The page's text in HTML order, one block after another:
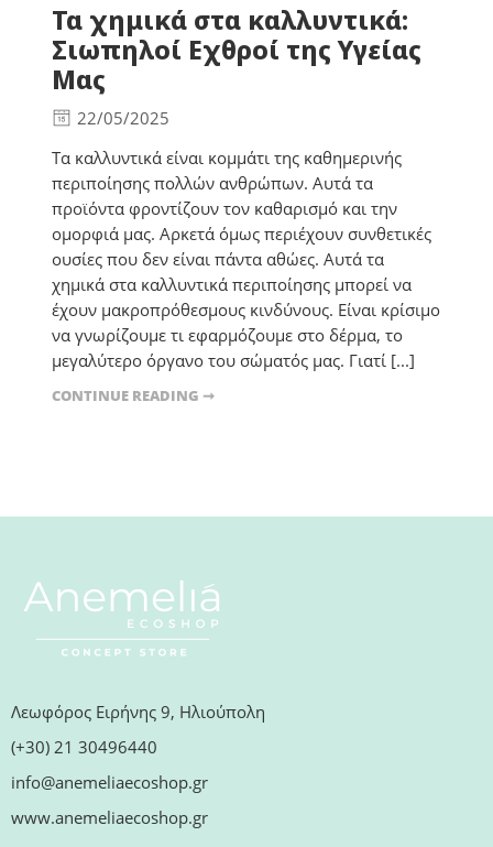
Τα χημικά στα καλλυντικά:
Σιωπηλοί Εχθροί της Υγείας
Μας
22/05/2025
Τα καλλυντικά είναι κομμάτι της καθημερινής
περιποίησης πολλών ανθρώπων. Αυτά τα
προϊόντα φροντίζουν τον καθαρισμό και την
ομορφιά μας. Αρκετά όμως περιέχουν συνθετικές
ουσίες που δεν είναι πάντα αθώες. Αυτά τα
χημικά στα καλλυντικά περιποίησης μπορεί να
έχουν μακροπρόθεσμους κινδύνους. Είναι κρίσιμο
να γνωρίζουμε τι εφαρμόζουμε στο δέρμα, το
μεγαλύτερο όργανο του σώματός μας. Γιατί [...]
CONTINUE READING ➞
Λεωφόρος Ειρήνης 9, Ηλιούπολη
(+30) 21 30496440
info@anemeliaecoshop.gr
www.anemeliaecoshop.gr